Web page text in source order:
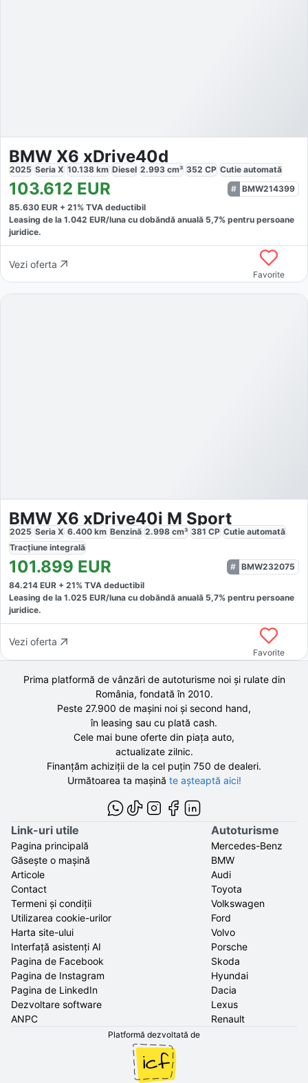
BMW X6 xDrive40d
2025 Seria X 10.138 km Diesel 2.993 cm³ 352 CP Cutie automată
103.612 EUR
BMW214399
85.630 EUR + 21% TVA deductibil
Leasing de la 1.042 EUR/luna cu dobăndă anuală 5,7% pentru persoane
juridice.
Vezi oferta
Favorite
BMW X6 xDrive40i M Sport
2025 Seria X 6.400 km Benzină 2.998 cm³ 381 CP Cutie automată
Tracțiune integrală
101.899 EUR
BMW232075
84.214 EUR + 21% TVA deductibil
Leasing de la 1.025 EUR/luna cu dobăndă anuală 5,7% pentru persoane
juridice.
Vezi oferta
Favorite
Prima platformă de vânzări de autoturisme noi și rulate din
România, fondată în 2010.
Peste 27.900 de mașini noi și second hand,
în leasing sau cu plată cash.
Cele mai bune oferte din piața auto,
actualizate zilnic.
Finanțăm achiziții de la cel puțin 750 de dealeri.
Următoarea ta mașină te așteaptă aici!
Link-uri utile
Pagina principală
Găsește o mașină
Articole
Contact
Termeni și condiții
Utilizarea cookie-urilor
Harta site-ului
Interfață asistenți AI
Pagina de Facebook
Pagina de Instagram
Pagina de LinkedIn
Dezvoltare software
ANPC
Autoturisme
Mercedes-Benz
BMW
Audi
Toyota
Volkswagen
Ford
Volvo
Porsche
Skoda
Hyundai
Dacia
Lexus
Renault
Platformă dezvoltată de